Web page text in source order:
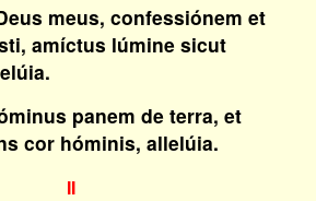
meus, confessiónem et
amíctus lúmine sicut
.
panem de terra, et
cor hóminis, allelúia.
II